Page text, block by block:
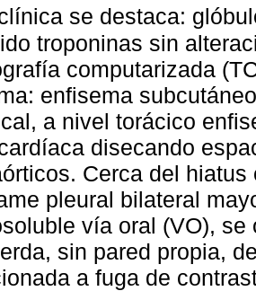
se destaca:
troponinas sin
computarizada
enfisema
a nivel torácico
disecando
Cerca del
pleural bilateral
vía oral (VO),
sin pared propia,
a fuga de